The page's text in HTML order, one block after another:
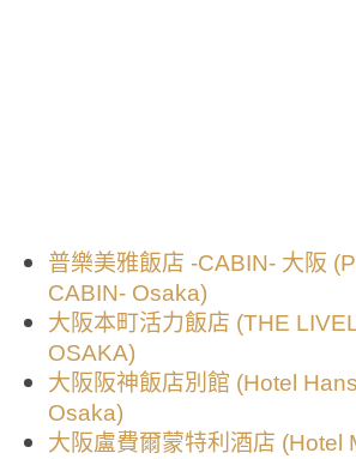
普樂美雅飯店 -CABIN- 大阪
CABIN- Osaka)
大阪本町活力飯店 (THE
OSAKA)
大阪阪神飯店別館 (Hotel
Osaka)
大阪盧費爾蒙特利酒店 (Hotel